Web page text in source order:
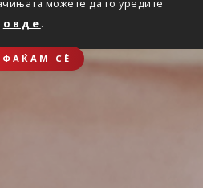
можете да го уредите
овде .
СЀ